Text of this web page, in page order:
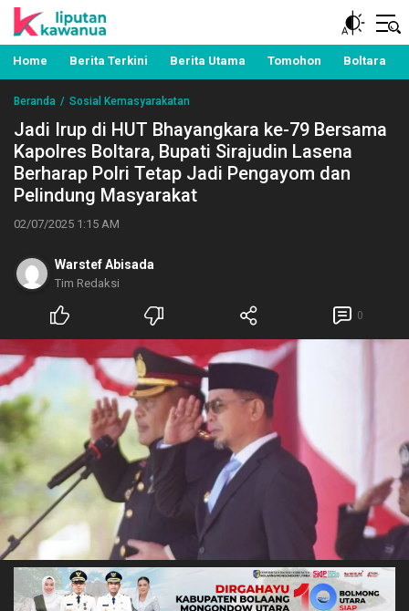
Liputan Kawanua
Berita Manado, Sulawesi Utara, Kawanua, Politik,
Pemerintahan, Hukum Kriminal dan Nasional
Home Berita Terkini Berita Utama Tomohon Boltara
Beranda Sosial Kemasyarakatan
Jadi Irup di HUT Bhayangkara ke-79 Bersama
Kapolres Boltara, Bupati Sirajudin Lasena
Berharap Polri Tetap Jadi Pengayom dan
Pelindung Masyarakat
02/07/2025 1:15 AM
Warstef Abisada
Tim Redaksi
0